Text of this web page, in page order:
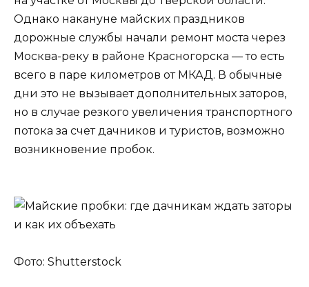
Однако накануне майских праздников
дорожные службы начали ремонт моста через
Москва-реку в районе Красногорска — то есть
всего в паре километров от МКАД. В обычные
дни это не вызывает дополнительных заторов,
но в случае резкого увеличения транспортного
потока за счет дачников и туристов, возможно
возникновение пробок.
Фото: Shutterstock